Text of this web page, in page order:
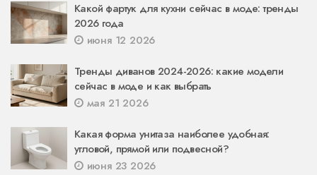
Какой фартук для кухни сейчас в моде: тренды
2026 года
июня 12 2026
Тренды диванов 2024-2026: какие модели
сейчас в моде и как выбрать
мая 21 2026
Какая форма унитаза наиболее удобная:
угловой, прямой или подвесной?
июня 23 2026